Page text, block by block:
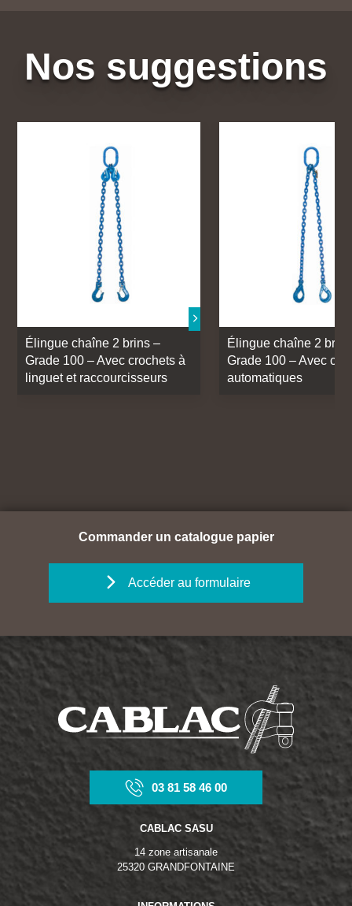
Nos suggestions
Élingue chaîne 2 brins –
Grade 100 – Avec crochets à
linguet et raccourcisseurs
Élingue chaîne 2
Grade 100 – Avec
automatiques
Commander un catalogue papier
Accéder au formulaire
03 81 58 46 00
CABLAC SASU
14 zone artisanale
25320 GRANDFONTAINE